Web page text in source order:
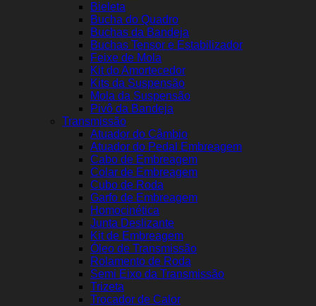
Bieleta
Bucha do Quadro
Buchas da Bandeja
Buchas Tensor e Estabilizador
Feixe de Mola
Kit do Amortecedor
Kits da Suspensão
Mola da Suspensão
Pivô da Bandeja
Transmissão
Atuador do Câmbio
Atuador do Pedal Embreagem
Cabo de Embreagem
Colar de Embreagem
Cubo de Roda
Garfo de Embreagem
Homocinética
Junta Deslizante
Kit de Embreagem
Óleo de Transmissão
Rolamento de Roda
Semi Eixo da Transmissão
Trizeta
Trocador de Calor